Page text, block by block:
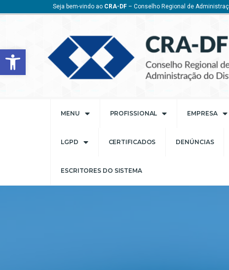
Barra de Ferramentas Aberta
Seja bem-vindo ao CRA-DF – Conselho Regional de
MENU PROFISSIONAL EMPRESA
LGPD CERTIFICADOS DENÚNCIAS
ESCRITORES DO SISTEMA